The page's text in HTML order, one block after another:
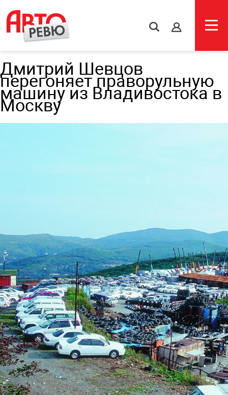
s
Дмитрий Шевцов
перегоняет праворульную
машину из Владивостока в
Москву